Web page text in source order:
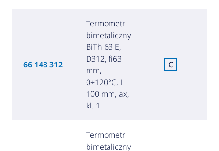
66 148 312
Termometr
bimetaliczny
BiTh 63 E,
D312, fi63
mm,
0÷120°C, L
100 mm, ax,
kl. 1
C
Termometr
bimetaliczny